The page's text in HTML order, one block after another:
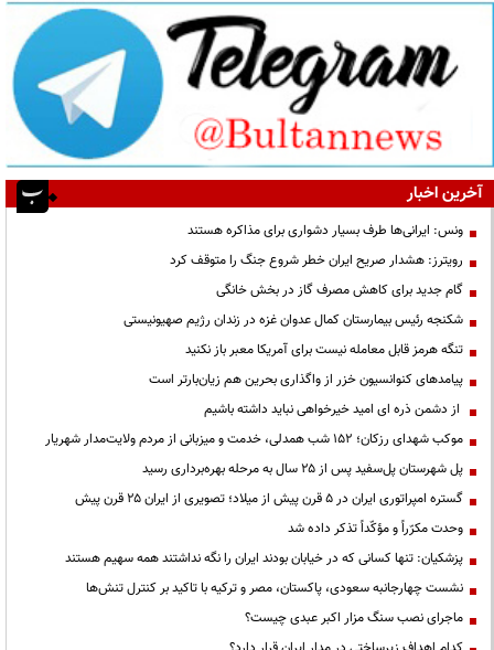
آخرین اخبار
ونس: ایرانی‌ها طرف بسیار دشواری برای مذاکره هستند
رویترز: هشدار صریح ایران خطر شروع جنگ را متوقف کرد
گام جدید برای کاهش مصرف گاز در بخش خانگی
شکنجه رئیس بیمارستان کمال عدوان غزه در زندان رژیم صهیونیستی
تنگه هرمز قابل معامله نیست برای آمریکا معبر باز نکنید
پیامدهای کنوانسیون خزر از واگذاری بحرین هم زیان‌بارتر است
از دشمن ذره ای امید خیرخواهی نباید داشته باشیم
موکب شهدای رزکان؛ ۱۵۲ شب همدلی، خدمت و میزبانی از مردم ولایت‌مدار شهریار
پل شهرستان پل‌سفید پس از ۲۵ سال به مرحله بهره‌برداری رسید
گستره امپراتوری ایران در ۵ قرن پیش از میلاد؛ تصویری از ایران ۲۵ قرن پیش
وحدت مکرّراً و مؤکّداً تذکر داده شد
پزشکیان: تنها کسانی که در خیابان بودند ایران را نگه نداشتند همه سهیم هستند
نشست چهارجانبه سعودی، پاکستان، مصر و ترکیه با تاکید بر کنترل تنش‌ها
ماجرای نصب سنگ مزار اکبر عبدی چیست؟